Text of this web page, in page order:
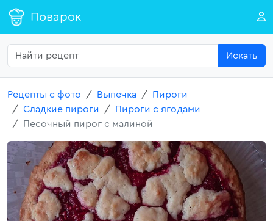
Поварок
Искать
Рецепты с фото Выпечка
Пироги
Сладкие пироги
Пироги с ягодами
Песочный пирог с малиной